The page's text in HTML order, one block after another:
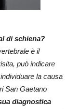
di schiena?
è il
può indicare
la causa
San Gaetano
diagnostica